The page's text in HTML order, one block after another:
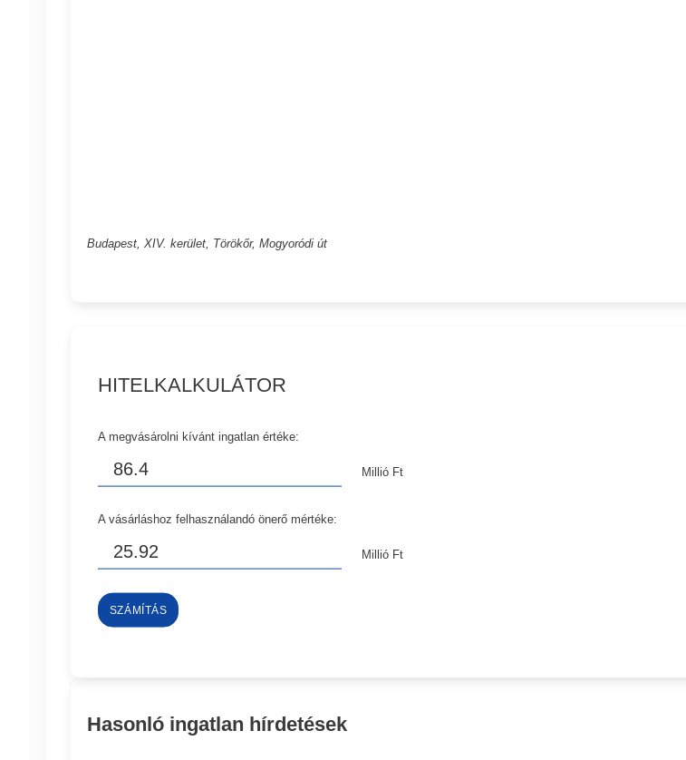
Budapest, XIV. kerület, Törökőr, Mogyoródi út
HITELKALKULÁTOR
A megvásárolni kívánt ingatlan értéke:
Millió Ft
A vásárláshoz felhasználandó önerő mértéke:
Millió Ft
SZÁMÍTÁS
Hasonló ingatlan hírdetések